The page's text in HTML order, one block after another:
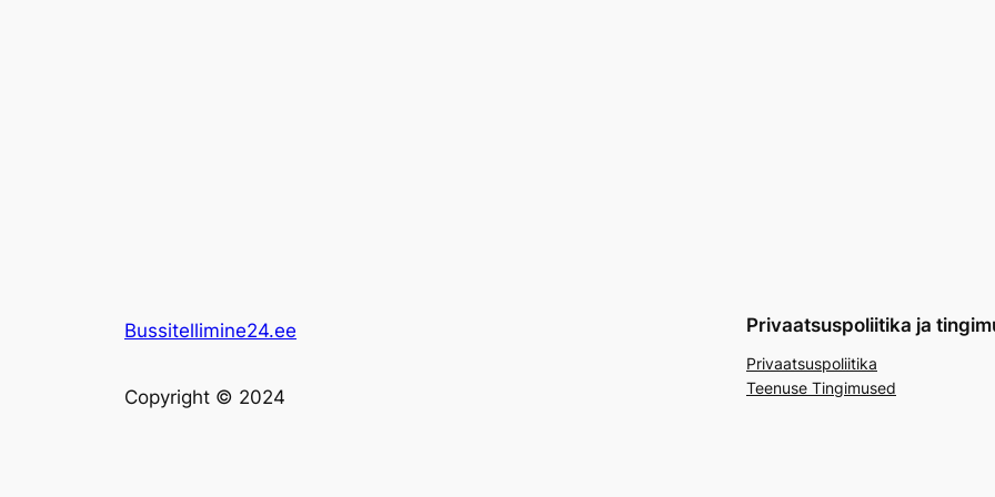
Bussitellimine24.ee
Copyright © 2024
Privaatsuspoliitika ja
Privaatsuspoliitika
Teenuse Tingimused